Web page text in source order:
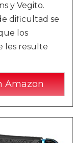
y Vegito.
dificultad se
los
les resulte
Amazon